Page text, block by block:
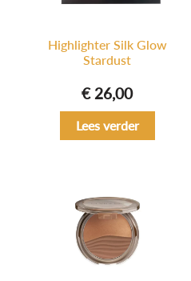
Highlighter Silk Glow
Stardust
€26,00
Lees verder